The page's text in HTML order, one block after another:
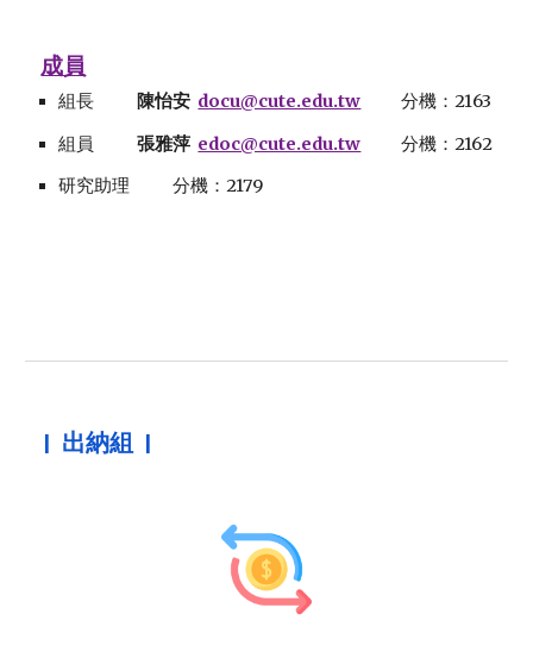
成員
組長 陳怡安 docu@cute.edu.tw 分機：2163
組 員 張雅萍 edoc@cute.edu.tw 分機：2162
研究助理
分機：2179
| 出納組 |